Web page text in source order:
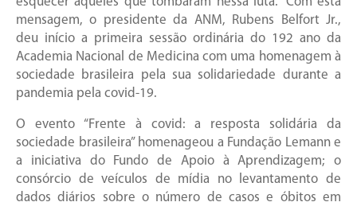
mensagem, o presidente da ANM, Rubens Belfort Jr.,
deu início a primeira sessão ordinária do 192 ano da
Academia Nacional de Medicina com uma homenagem à
sociedade brasileira pela sua solidariedade durante a
pandemia pela covid-19.
O evento “Frente à covid: a resposta solidária da
sociedade brasileira” homenageou a Fundação Lemann e
a iniciativa do Fundo de Apoio à Aprendizagem; o
consórcio de veículos de mídia no levantamento de
dados diários sobre o número de casos e óbitos em